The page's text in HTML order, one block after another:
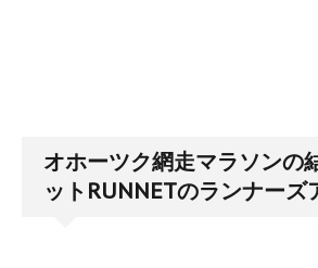
オホーツク網走マラソンの
ットRUNNETのランナーズ